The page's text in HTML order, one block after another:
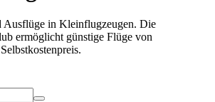
Ausflüge in Kleinflugzeugen. Die
ermöglicht günstige Flüge von